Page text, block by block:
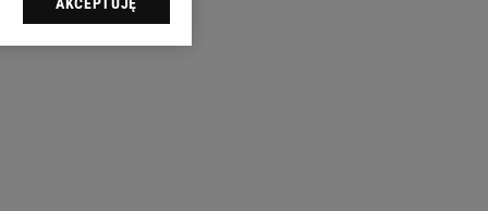
sp. z o.o., jej
swoje preferencje
celów identyfikacji.
reklam i treści,